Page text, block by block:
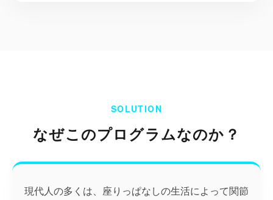
SOLUTION
なぜこのプログラムなのか？
現代人の多くは、座りっぱなしの生活によって関節